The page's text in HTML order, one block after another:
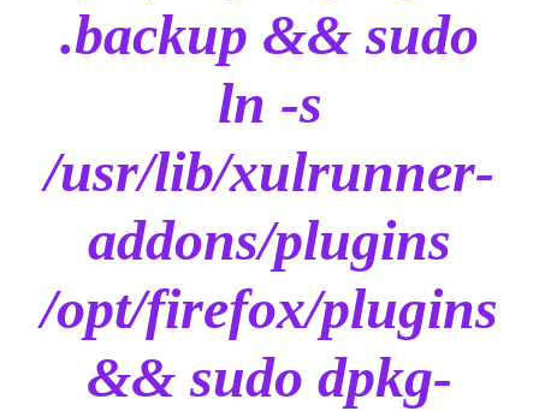
.backup && sudo
ln -s
/usr/lib/xulrunner-
addons/plugins
/opt/firefox/plugins
&& sudo dpkg-